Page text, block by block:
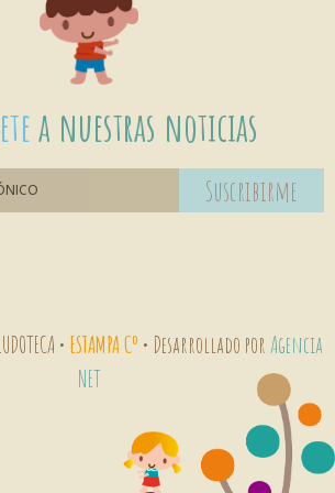
a nuestras noticias
Suscribirme
• ESTAMPA Cº • Desarrollado porAgencia
NET